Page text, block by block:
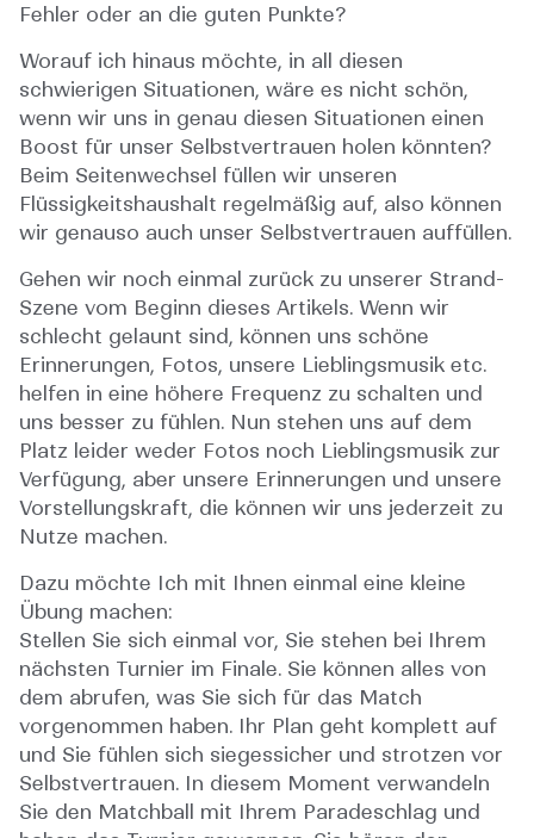
Fehler oder an die guten Punkte?
Worauf ich hinaus möchte, in all diesen
schwierigen Situationen, wäre es nicht schön,
wenn wir uns in genau diesen Situationen einen
Boost für unser Selbstvertrauen holen könnten?
Beim Seitenwechsel füllen wir unseren
Flüssigkeitshaushalt regelmäßig auf, also können
wir genauso auch unser Selbstvertrauen auffüllen.
Gehen wir noch einmal zurück zu unserer Strand-
Szene vom Beginn dieses Artikels. Wenn wir
schlecht gelaunt sind, können uns schöne
Erinnerungen, Fotos, unsere Lieblingsmusik etc.
helfen in eine höhere Frequenz zu schalten und
uns besser zu fühlen. Nun stehen uns auf dem
Platz leider weder Fotos noch Lieblingsmusik zur
Verfügung, aber unsere Erinnerungen und unsere
Vorstellungskraft, die können wir uns jederzeit zu
Nutze machen.
Dazu möchte Ich mit Ihnen einmal eine kleine
Übung machen:
Stellen Sie sich einmal vor, Sie stehen bei Ihrem
nächsten Turnier im Finale. Sie können alles von
dem abrufen, was Sie sich für das Match
vorgenommen haben. Ihr Plan geht komplett auf
und Sie fühlen sich siegessicher und strotzen vor
Selbstvertrauen. In diesem Moment verwandeln
Sie den Matchball mit Ihrem Paradeschlag und